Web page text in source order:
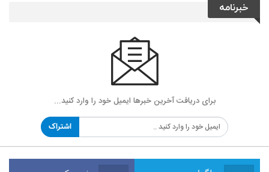
خبرنامه
برای دریافت آخرین خبرها ایمیل خود را وارد کنید...
اشتراک